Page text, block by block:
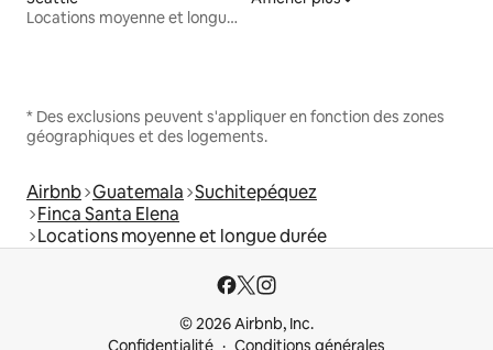
Locations moyenne et longue durée
* Des exclusions peuvent s'appliquer en fonction des zones
géographiques et des logements.
Airbnb Guatemala Suchitepéquez
Finca Santa Elena
Locations moyenne et longue durée
© 2026 Airbnb, Inc.
Confidentialité
Conditions générales